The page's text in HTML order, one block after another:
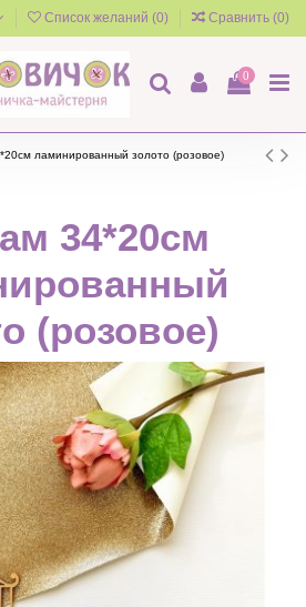
Список желаний (0) Сравнить (0)
0
ламинированный золото (розовое)
34*20см
(розовое)